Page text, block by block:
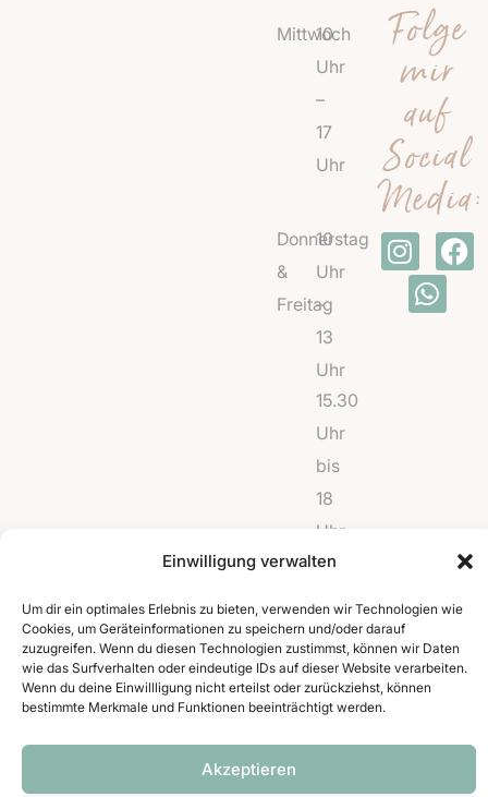
Einwilligung verwalten
Um dir ein optimales Erlebnis zu bieten, verwenden wir Technologien wie
Cookies, um Geräteinformationen zu speichern und/oder darauf
zuzugreifen. Wenn du diesen Technologien zustimmst, können wir Daten
wie das Surfverhalten oder eindeutige IDs auf dieser Website verarbeiten.
Wenn du deine Einwillligung nicht erteilst oder zurückziehst, können
bestimmte Merkmale und Funktionen beeinträchtigt werden.
Akzeptieren
Mittwoch
10
Uhr
–
17
Uhr
Donnerstag
&
Freitag
10
Uhr
–
13
Uhr
15.30
Uhr
bis
18
Uhr
und
nach
Vereinbarung
Folge
mir
auf
Social
Media:
I
n
F
a
W
h
a
Datenschutzerklärung
2026 Cindys